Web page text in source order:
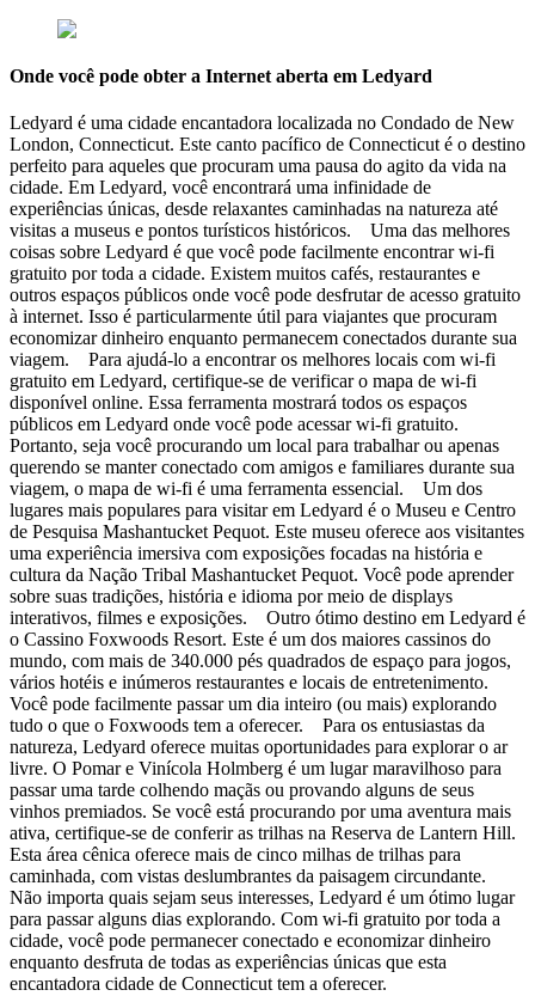
Onde você pode obter a Internet aberta em Ledyard
Ledyard é uma cidade encantadora localizada no Condado de New
London, Connecticut. Este canto pacífico de Connecticut é o destino
perfeito para aqueles que procuram uma pausa do agito da vida na
cidade. Em Ledyard, você encontrará uma infinidade de
experiências únicas, desde relaxantes caminhadas na natureza até
visitas a museus e pontos turísticos históricos. Uma das melhores
coisas sobre Ledyard é que você pode facilmente encontrar wi-fi
gratuito por toda a cidade. Existem muitos cafés, restaurantes e
outros espaços públicos onde você pode desfrutar de acesso gratuito
à internet. Isso é particularmente útil para viajantes que procuram
economizar dinheiro enquanto permanecem conectados durante sua
viagem. Para ajudá-lo a encontrar os melhores locais com wi-fi
gratuito em Ledyard, certifique-se de verificar o mapa de wi-fi
disponível online. Essa ferramenta mostrará todos os espaços
públicos em Ledyard onde você pode acessar wi-fi gratuito.
Portanto, seja você procurando um local para trabalhar ou apenas
querendo se manter conectado com amigos e familiares durante sua
viagem, o mapa de wi-fi é uma ferramenta essencial. Um dos
lugares mais populares para visitar em Ledyard é o Museu e Centro
de Pesquisa Mashantucket Pequot. Este museu oferece aos visitantes
uma experiência imersiva com exposições focadas na história e
cultura da Nação Tribal Mashantucket Pequot. Você pode aprender
sobre suas tradições, história e idioma por meio de displays
interativos, filmes e exposições. Outro ótimo destino em Ledyard é
o Cassino Foxwoods Resort. Este é um dos maiores cassinos do
mundo, com mais de 340.000 pés quadrados de espaço para jogos,
vários hotéis e inúmeros restaurantes e locais de entretenimento.
Você pode facilmente passar um dia inteiro (ou mais) explorando
tudo o que o Foxwoods tem a oferecer. Para os entusiastas da
natureza, Ledyard oferece muitas oportunidades para explorar o ar
livre. O Pomar e Vinícola Holmberg é um lugar maravilhoso para
passar uma tarde colhendo maçãs ou provando alguns de seus
vinhos premiados. Se você está procurando por uma aventura mais
ativa, certifique-se de conferir as trilhas na Reserva de Lantern Hill.
Esta área cênica oferece mais de cinco milhas de trilhas para
caminhada, com vistas deslumbrantes da paisagem circundante.
Não importa quais sejam seus interesses, Ledyard é um ótimo lugar
para passar alguns dias explorando. Com wi-fi gratuito por toda a
cidade, você pode permanecer conectado e economizar dinheiro
enquanto desfruta de todas as experiências únicas que esta
encantadora cidade de Connecticut tem a oferecer.